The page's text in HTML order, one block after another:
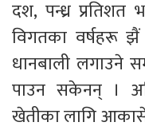
दश, पन्ध्र
विगतका वर्षहरू
धानबाली लगाउने
पाउन सकेनन् ।
खेतीका लागि आकासे